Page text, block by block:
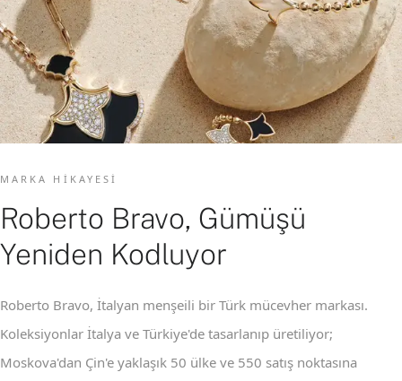
MARKA HIKAYESI
Roberto Bravo, Gümüşü
Yeniden Kodluyor
Roberto Bravo, İtalyan menşeili bir Türk mücevher markası.
Koleksiyonlar İtalya ve Türkiye'de tasarlanıp üretiliyor;
Moskova'dan Çin'e yaklaşık 50 ülke ve 550 satış noktasına